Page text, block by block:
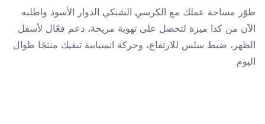
طوّر مساحة عملك مع الكرسي الشبكي الدوار الأسود واطلبه
الآن من كذا ميزة لتحصل على تهوية مريحة، دعم فعّال لأسفل
الظهر، ضبط سلس للارتفاع، وحركة انسيابية تبقيك منتجًا طوال
اليوم.